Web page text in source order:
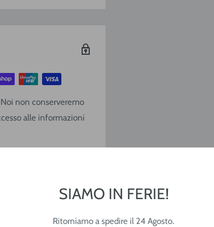
SIAMO IN FERIE!
Ritorniamo a spedire il 24 Agosto.
€ 10,40
€ 28,50
(lavorative) dal
non conserveremo
alle informazioni